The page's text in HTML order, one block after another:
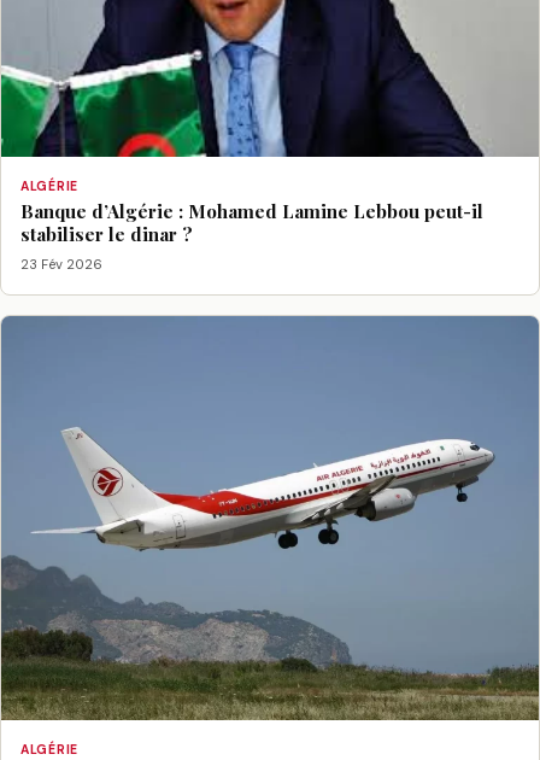
ALGÉRIE
Banque d’Algérie : Mohamed Lamine Lebbou peut-il
stabiliser le dinar ?
23 Fév 2026
ALGÉRIE